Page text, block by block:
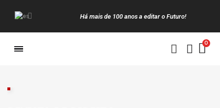
Há mais de 100 anos a editar o Futuro!